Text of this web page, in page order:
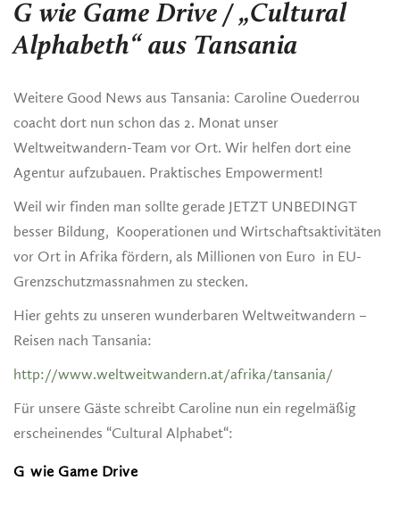
G wie Game Drive / „Cultural
Alphabeth“ aus Tansania
Weitere Good News aus Tansania: Caroline Ouederrou
coacht dort nun schon das 2. Monat unser
Weltweitwandern-Team vor Ort. Wir helfen dort eine
Agentur aufzubauen. Praktisches Empowerment!
Weil wir finden man sollte gerade JETZT UNBEDINGT
besser Bildung, Kooperationen und Wirtschaftsaktivitäten
vor Ort in Afrika fördern, als Millionen von Euro in EU-
Grenzschutzmassnahmen zu stecken.
Hier gehts zu unseren wunderbaren Weltweitwandern –
Reisen nach Tansania:
http://www.weltweitwandern.at/afrika/tansania/
Für unsere Gäste schreibt Caroline nun ein regelmäßig
erscheinendes “Cultural Alphabet“:
G wie Game Drive